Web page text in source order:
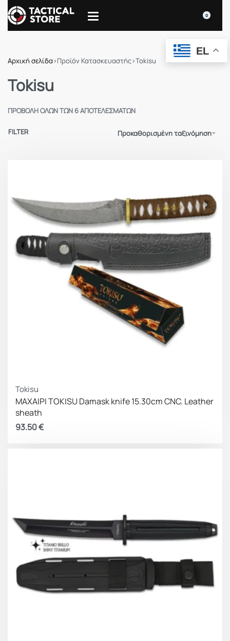
0
Αρχική σελίδα›Προϊόν Κατασκευαστής›Tokisu
Tokisu
ΠΡΟΒΟΛΉ ΌΛΩΝ ΤΩΝ 6 ΑΠΟΤΕΛΕΣΜΆΤΩΝ
Προκαθορισμένη ταξινόμηση
FILTER
Tokisu
ΜΑΧΑΙΡΙ TOKISU Damask knife 15.30cm CNC. Leather
sheath
93.50€
EL